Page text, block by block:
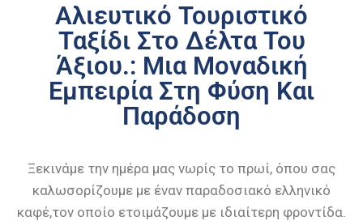
Αλιευτικό Τουριστικό
Ταξίδι Στο Δέλτα Του
Άξιου.: Μια Μοναδική
Εμπειρία Στη Φύση Και
Παράδοση
Ξεκινάμε την ημέρα μας νωρίς το πρωί, όπου σας
καλωσορίζουμε με έναν παραδοσιακό ελληνικό
καφέ,τον οποίο ετοιμάζουμε με ιδιαίτερη φροντίδα.